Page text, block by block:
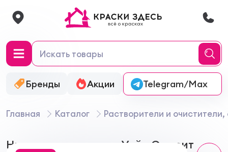
Бренды Акции Онлайн-колеровка
Telegram/Max
Главная Каталог Растворители и
Нижегородхимпром Уайт-Спирит